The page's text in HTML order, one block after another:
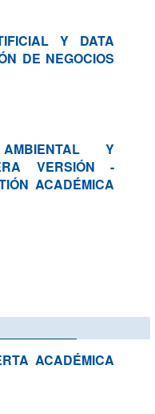
Y DATA
DE NEGOCIOS
Y
VERSIÓN -
ACADÉMICA
ACADÉMICA